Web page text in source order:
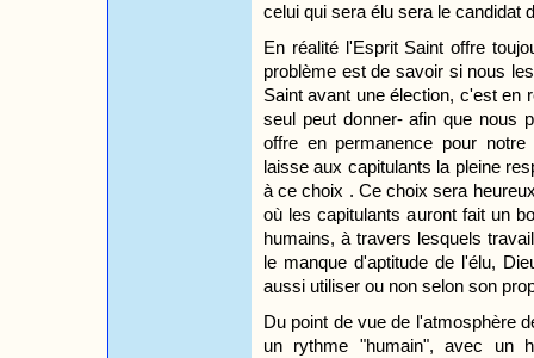
celui qui sera élu sera le candidat
En réalité l'Esprit Saint offre
problème est de savoir si nous
Saint avant une élection, c'est en
seul peut donner- afin que nous
offre en permanence pour
laisse aux capitulants la pleine
à ce choix . Ce choix sera
où les capitulants auront fait un
humains, à travers lesquels
le manque d'aptitude de l'élu,
aussi utiliser ou non selon son
Du point de vue de l'atmosphère
un rythme "humain", avec un